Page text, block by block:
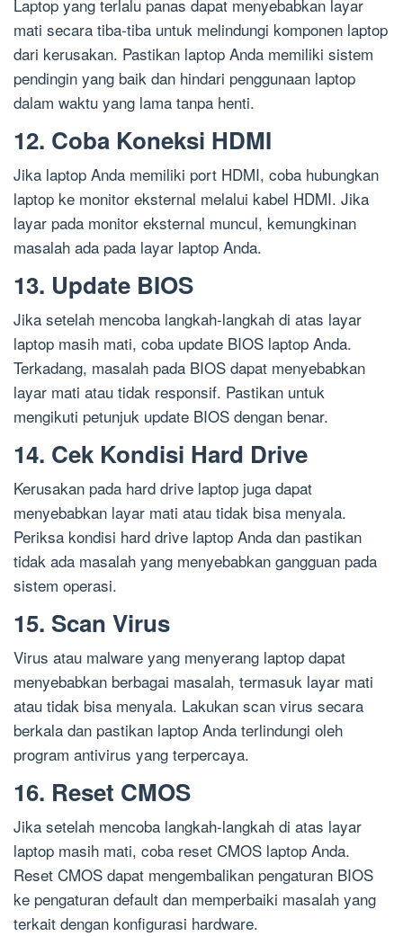
Laptop yang terlalu panas dapat menyebabkan layar
mati secara tiba-tiba untuk melindungi komponen laptop
dari kerusakan. Pastikan laptop Anda memiliki sistem
pendingin yang baik dan hindari penggunaan laptop
dalam waktu yang lama tanpa henti.
12. Coba Koneksi HDMI
Jika laptop Anda memiliki port HDMI, coba hubungkan
laptop ke monitor eksternal melalui kabel HDMI. Jika
layar pada monitor eksternal muncul, kemungkinan
masalah ada pada layar laptop Anda.
13. Update BIOS
Jika setelah mencoba langkah-langkah di atas layar
laptop masih mati, coba update BIOS laptop Anda.
Terkadang, masalah pada BIOS dapat menyebabkan
layar mati atau tidak responsif. Pastikan untuk
mengikuti petunjuk update BIOS dengan benar.
14. Cek Kondisi Hard Drive
Kerusakan pada hard drive laptop juga dapat
menyebabkan layar mati atau tidak bisa menyala.
Periksa kondisi hard drive laptop Anda dan pastikan
tidak ada masalah yang menyebabkan gangguan pada
sistem operasi.
15. Scan Virus
Virus atau malware yang menyerang laptop dapat
menyebabkan berbagai masalah, termasuk layar mati
atau tidak bisa menyala. Lakukan scan virus secara
berkala dan pastikan laptop Anda terlindungi oleh
program antivirus yang terpercaya.
16. Reset CMOS
Jika setelah mencoba langkah-langkah di atas layar
laptop masih mati, coba reset CMOS laptop Anda.
Reset CMOS dapat mengembalikan pengaturan BIOS
ke pengaturan default dan memperbaiki masalah yang
terkait dengan konfigurasi hardware.